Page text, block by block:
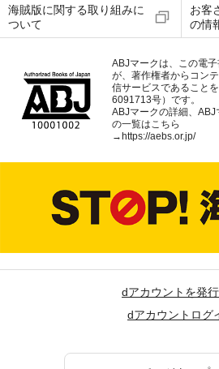
海賊版に関する取り組みに
ついて
お客
の情
ABJマークは、この電
が、著作権者からコン
信サービスであること
6091713号）です。
ABJマークの詳細、
の一覧はこちら
→ https://aebs.or.jp/
dアカウントを発
dアカウントログ